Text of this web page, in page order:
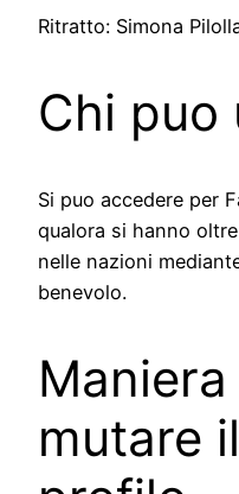
Ritratto: Simona
Chi puo
Si puo accedere per
qualora si hanno
nelle nazioni
benevolo.
mutare